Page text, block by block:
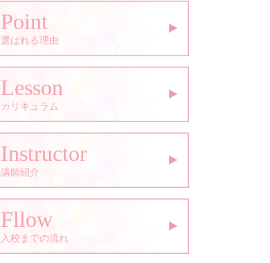
Point
選ばれる理由
Lesson
カリキュラム
Instructor
講師紹介
Fllow
入校までの流れ